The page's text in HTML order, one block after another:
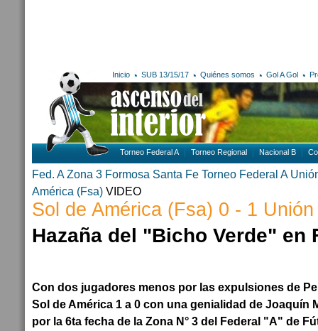
Inicio SUB 13/15/17 Quiénes somos Gol A Gol
Torneo Federal A Torneo Regional Nacional B
Fed. A Zona 3 Formosa Santa Fe Torneo Federal A
América (Fsa) VIDEO
Sol de América (Fsa) 0 - 1
Hazaña del "Bicho Verde" en
Con dos jugadores menos por las expulsiones de
Sol de América 1 a 0 con una genialidad de Joaquín
por la 6ta fecha de la Zona N° 3 del Federal "A" de